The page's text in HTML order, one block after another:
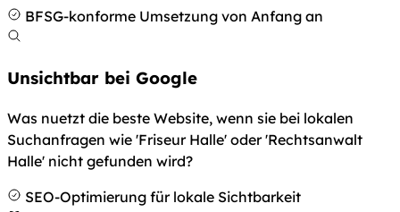
BFSG-konforme Umsetzung von Anfang an
Unsichtbar bei Google
Was nuetzt die beste Website, wenn sie bei lokalen
Suchanfragen wie 'Friseur Halle' oder 'Rechtsanwalt
Halle' nicht gefunden wird?
SEO-Optimierung für lokale Sichtbarkeit